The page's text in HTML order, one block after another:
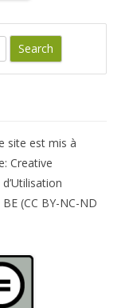
site est mis à
Creative
(CC BY-NC-ND